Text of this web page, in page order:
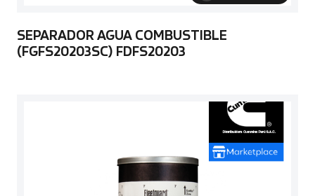
SEPARADOR AGUA COMBUSTIBLE
(FGFS20203SC) FDFS20203